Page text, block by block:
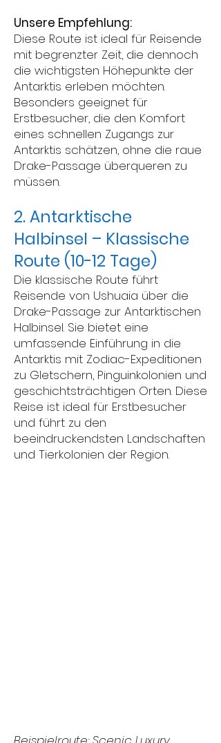
Unsere Empfehlung:
Diese Route ist ideal für Reisende
mit begrenzter Zeit, die dennoch
die wichtigsten Höhepunkte der
Antarktis erleben möchten.
Besonders geeignet für
Erstbesucher, die den Komfort
eines schnellen Zugangs zur
Antarktis schätzen, ohne die raue
Drake-Passage überqueren zu
müssen.
2. Antarktische
Halbinsel – Klassische
Route (10-12 Tage)
Die klassische Route führt
Reisende von Ushuaia über die
Drake-Passage zur Antarktischen
Halbinsel. Sie bietet eine
umfassende Einführung in die
Antarktis mit Zodiac-Expeditionen
zu Gletschern, Pinguinkolonien und
geschichtsträchtigen Orten. Diese
Reise ist ideal für Erstbesucher
und führt zu den
beeindruckendsten Landschaften
und Tierkolonien der Region.